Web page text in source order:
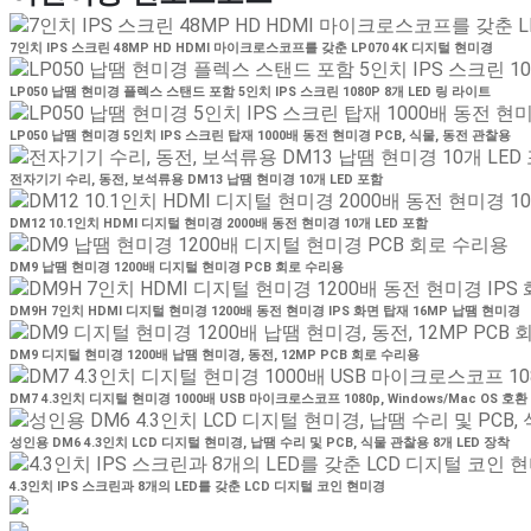
7인치 IPS 스크린 48MP HD HDMI 마이크로스코프를 갖춘 LP070 4K 디지털 현미경
LP050 납땜 현미경 플렉스 스탠드 포함 5인치 IPS 스크린 1080P 8개 LED 링 라이트
LP050 납땜 현미경 5인치 IPS 스크린 탑재 1000배 동전 현미경 PCB, 식물, 동전 관찰용
전자기기 수리, 동전, 보석류용 DM13 납땜 현미경 10개 LED 포함
DM12 10.1인치 HDMI 디지털 현미경 2000배 동전 현미경 10개 LED 포함
DM9 납땜 현미경 1200배 디지털 현미경 PCB 회로 수리용
DM9H 7인치 HDMI 디지털 현미경 1200배 동전 현미경 IPS 화면 탑재 16MP 납땜 현미경
DM9 디지털 현미경 1200배 납땜 현미경, 동전, 12MP PCB 회로 수리용
DM7 4.3인치 디지털 현미경 1000배 USB 마이크로스코프 1080p, Windows/Mac OS 호환
성인용 DM6 4.3인치 LCD 디지털 현미경, 납땜 수리 및 PCB, 식물 관찰용 8개 LED 장착
4.3인치 IPS 스크린과 8개의 LED를 갖춘 LCD 디지털 코인 현미경